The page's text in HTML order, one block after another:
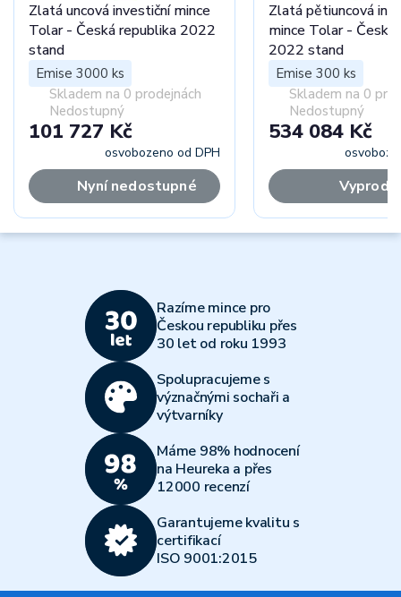
Zlatá uncová investiční mince
Tolar - Česká republika 2022
stand
Emise 3000 ks
Skladem na 0 prodejnách
Nedostupný
101 727 Kč
osvobozeno od DPH
Nyní nedostupné
Zlatá pětiuncová
mince Tolar - Česká
2022 stand
Emise 300 ks
Skladem na 0
Nedostupný
534 084 Kč
Razíme mince pro
Českou republiku přes
30 let od roku 1993
Spolupracujeme s
význačnými sochaři a
výtvarníky
Máme 98% hodnocení
na Heureka a přes
12000 recenzí
Garantujeme kvalitu s
certifikací
ISO 9001:2015